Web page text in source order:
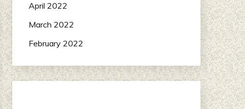
April 2022
March 2022
February 2022